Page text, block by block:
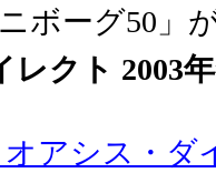
ボーグ50」
レクト 2003
オアシス・ダ